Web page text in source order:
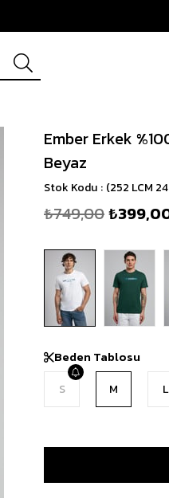
Ember Erkek
Beyaz
Stok Kodu (252 LCM
₺749,00
Beden Tablosu
S M L